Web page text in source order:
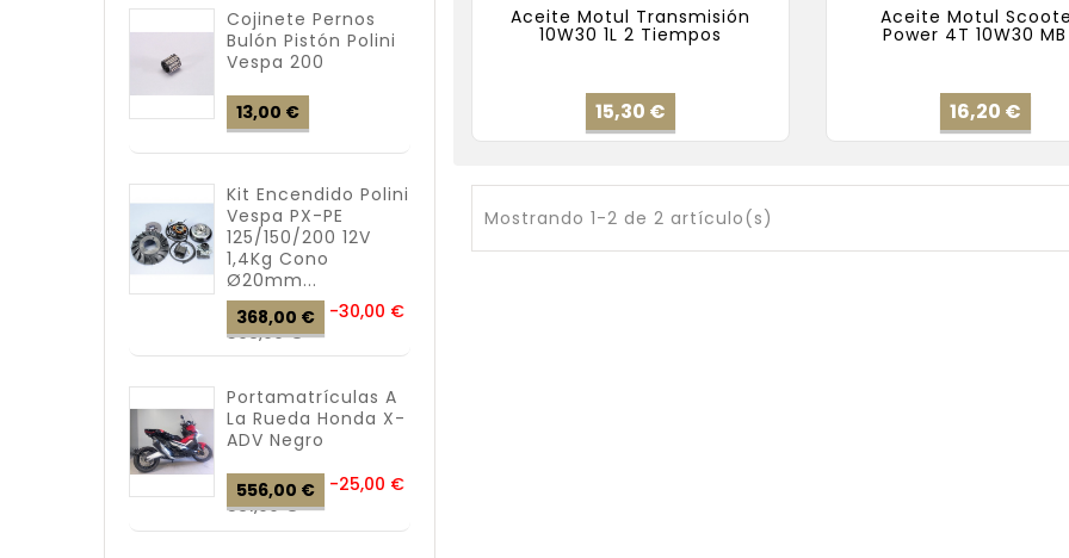
Cojinete Pernos
Bulón Pistón Polini
Vespa 200
13,00 €
Kit Encendido Polini
Vespa PX-PE
125/150/200 12V
1,4Kg Cono
Ø20mm...
368,00 €
Precio
-30,00 €
398,00 €Precio
Portamatrículas A
La Rueda Honda X-
ADV Negro
556,00 €
Precio
-25,00 €
581,00 €Precio
Aceite Motul Transmisión
10W30 1L 2 Tiempos
15,30 €
Aceite Motul
Power 4T 10W30 MB
16,20 €
Mostrando 1-2 de 2 artículo(s)